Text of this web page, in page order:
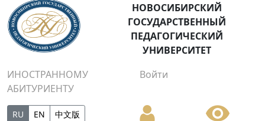
НОВОСИБИРСКИЙ
ГОСУДАРСТВЕННЫЙ
ПЕДАГОГИЧЕСКИЙ
УНИВЕРСИТЕТ
ИНОСТРАННОМУ
АБИТУРИЕНТУ
Войти
RU EN 中文版